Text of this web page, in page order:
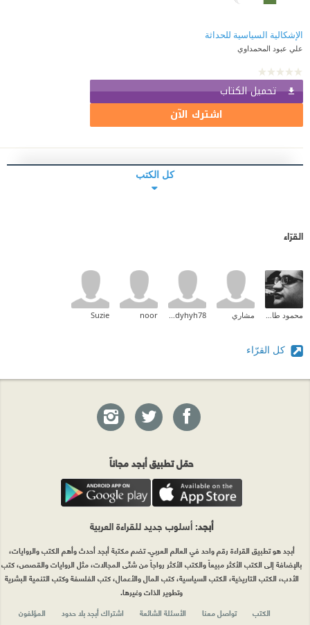
الإشكالية السياسية للحداثة
علي عبود المحمداوي
تحميل الكتاب
اشترك الآن
كل الكتب
القرّاء
مشاري noor
Suzie
كل القرّاء
حمّل تطبيق أبجد مجاناً
أبجد: أسلوب جديد للقراءة العربية
أبجد هو تطبيق القراءة رقم واحد في العالم العربي. تضم مكتبة أبجد أحدث وأهم الكتب والروايات،
بالإضافة إلى الكتب الأكثر مبيعاً والكتب الأكثر رواجاً من شتّى المجالات، مثل الروايات والقصص، كتب
الأدب، الكتب التاريخية، الكتب السياسية، كتب المال والأعمال، كتب الفلسفة وكتب التنمية البشرية
وتطوير الذات وغيرها.
الكتب
تواصل معنا الأسئلة الشائعة اشتراك أبجد بلا حدود المؤلفون